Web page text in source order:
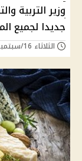
جديدا لجميع
الثلاثاء 16/سبتمبر/2025 - 02:14 م